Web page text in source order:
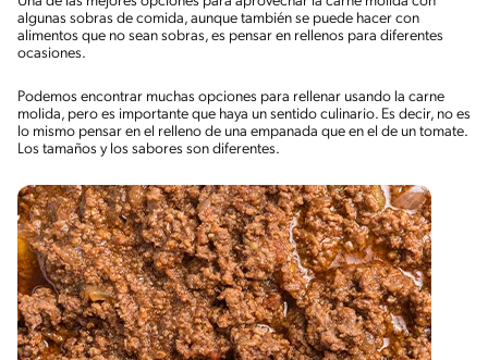
algunas sobras de comida, aunque también se puede hacer con
alimentos que no sean sobras, es pensar en rellenos para diferentes
ocasiones.
Podemos encontrar muchas opciones para rellenar usando la carne
molida, pero es importante que haya un sentido culinario. Es decir, no es
lo mismo pensar en el relleno de una empanada que en el de un tomate.
Los tamaños y los sabores son diferentes.